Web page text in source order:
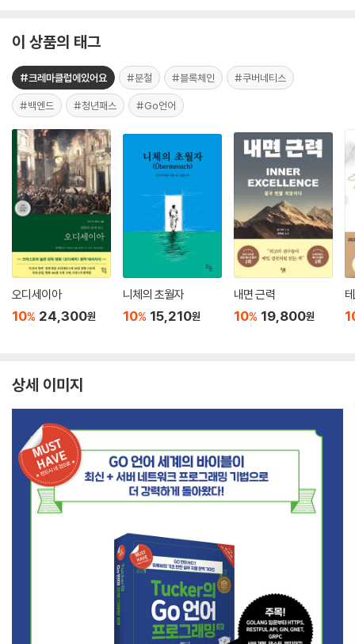
이 상품의 태그
#크레마클럽에있어요 #분철 #블록체인 #쿠버네티스
#백엔드 #청년패스 #Go언어
오디세이아
10% 24,300원
니체의 초월자
10% 15,210원
내면 근력
10% 19,800원
상세 이미지